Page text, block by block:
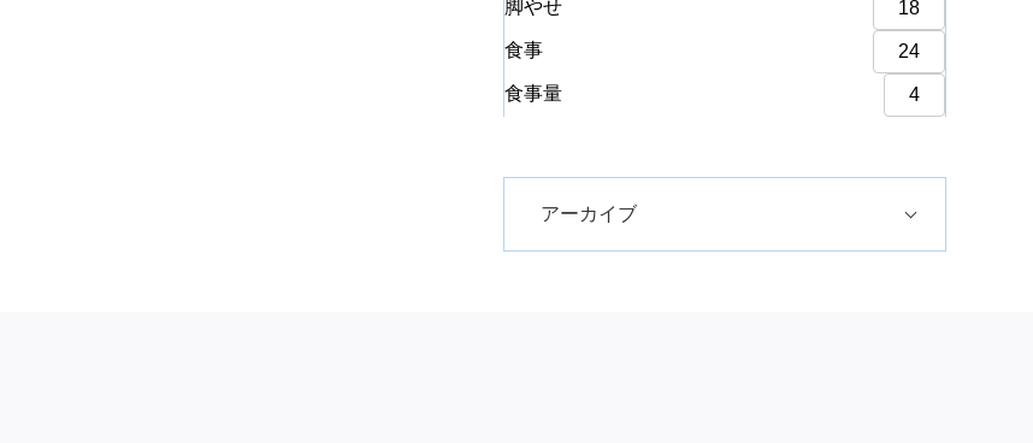
脚やせ 18
食事 24
食事量 4
アーカイブ